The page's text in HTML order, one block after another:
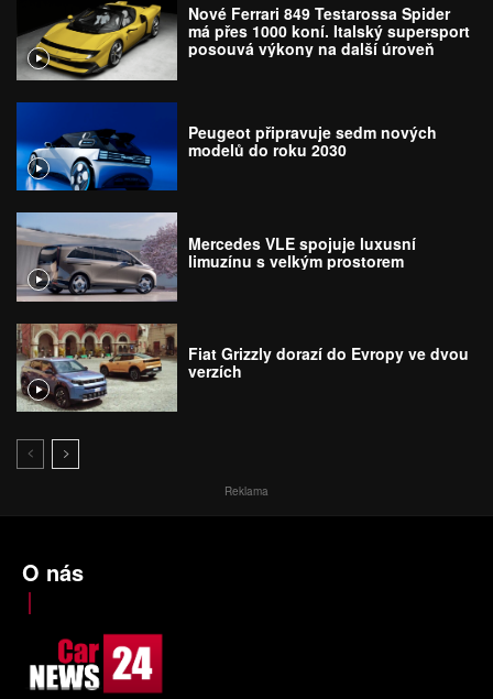
Nové Ferrari 849 Testarossa Spider
má přes 1000 koní. Italský supersport
posouvá výkony na další úroveň
Peugeot připravuje sedm nových
modelů do roku 2030
Mercedes VLE spojuje luxusní
limuzínu s velkým prostorem
Fiat Grizzly dorazí do Evropy ve dvou
verzích
Reklama
O nás